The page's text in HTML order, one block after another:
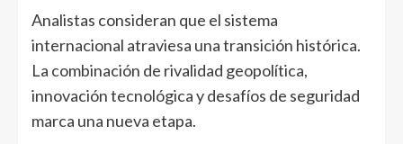
Analistas consideran que el sistema
internacional atraviesa una transición histórica.
La combinación de rivalidad geopolítica,
innovación tecnológica y desafíos de seguridad
marca una nueva etapa.